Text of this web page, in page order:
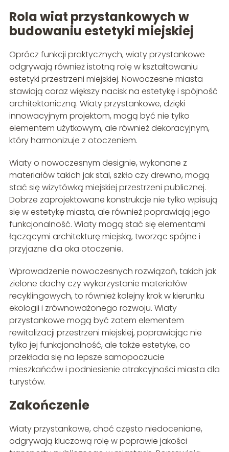
Rola wiat przystankowych w
budowaniu estetyki miejskiej
Oprócz funkcji praktycznych, wiaty przystankowe
odgrywają również istotną rolę w kształtowaniu
estetyki przestrzeni miejskiej. Nowoczesne miasta
stawiają coraz większy nacisk na estetykę i spójność
architektoniczną. Wiaty przystankowe, dzięki
innowacyjnym projektom, mogą być nie tylko
elementem użytkowym, ale również dekoracyjnym,
który harmonizuje z otoczeniem.
Wiaty o nowoczesnym designie, wykonane z
materiałów takich jak stal, szkło czy drewno, mogą
stać się wizytówką miejskiej przestrzeni publicznej.
Dobrze zaprojektowane konstrukcje nie tylko wpisują
się w estetykę miasta, ale również poprawiają jego
funkcjonalność. Wiaty mogą stać się elementami
łączącymi architekturę miejską, tworząc spójne i
przyjazne dla oka otoczenie.
Wprowadzenie nowoczesnych rozwiązań, takich jak
zielone dachy czy wykorzystanie materiałów
recyklingowych, to również kolejny krok w kierunku
ekologii i zrównoważonego rozwoju. Wiaty
przystankowe mogą być zatem elementem
rewitalizacji przestrzeni miejskiej, poprawiając nie
tylko jej funkcjonalność, ale także estetykę, co
przekłada się na lepsze samopoczucie
mieszkańców i podniesienie atrakcyjności miasta dla
turystów.
Zakończenie
Wiaty przystankowe, choć często niedoceniane,
odgrywają kluczową rolę w poprawie jakości